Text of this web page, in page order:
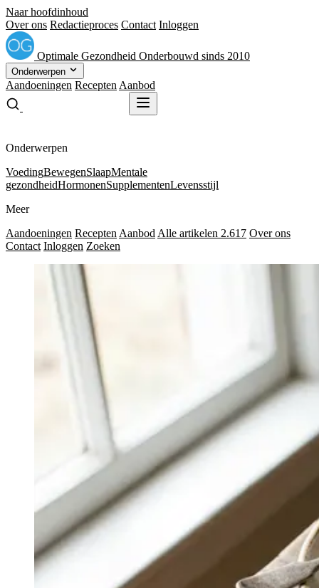
Naar hoofdinhoud
Over ons Redactieproces Contact Inloggen
Optimale Gezondheid Onderbouwd sinds 2010
Onderwerpen
Aandoeningen Recepten Aanbod
Onderwerpen
VoedingBewegenSlaapMentale
gezondheidHormonenSupplementenLevensstijl
Meer
Aandoeningen Recepten Aanbod Alle artikelen 2.617 Over ons
Contact Inloggen Zoeken